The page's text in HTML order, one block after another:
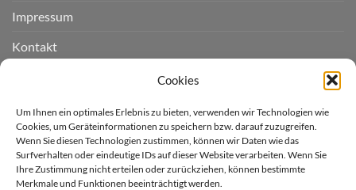
Cookies
Um Ihnen ein optimales Erlebnis zu bieten, verwenden wir Technologien wie
Cookies, um Geräteinformationen zu speichern bzw. darauf zuzugreifen.
Wenn Sie diesen Technologien zustimmen, können wir Daten wie das
Surfverhalten oder eindeutige IDs auf dieser Website verarbeiten. Wenn Sie
Ihre Zustimmung nicht erteilen oder zurückziehen, können bestimmte
Merkmale und Funktionen beeinträchtigt werden.
Impressum
Kontakt
Cookie-Richtlinie (EU)
LIEFERGEBIET